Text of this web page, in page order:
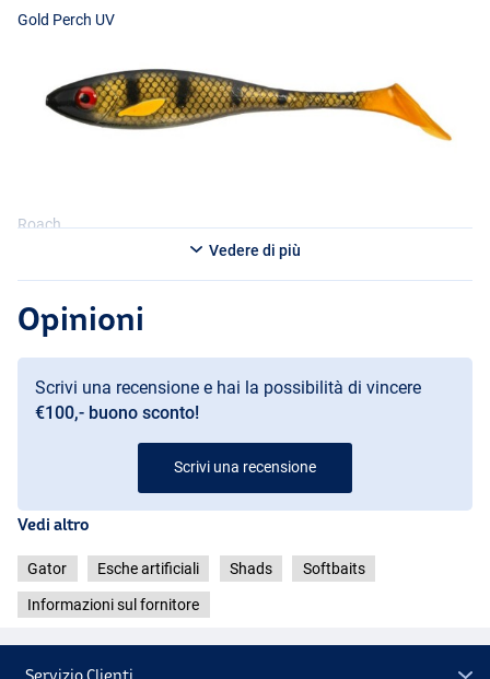
Gold Perch UV
Roach
Vedere di più
Opinioni
Scrivi una recensione e hai la possibilità di vincere
€100,- buono sconto!
Scrivi una recensione
Vedi altro
Gator Esche artificiali Shads Softbaits
Informazioni sul fornitore